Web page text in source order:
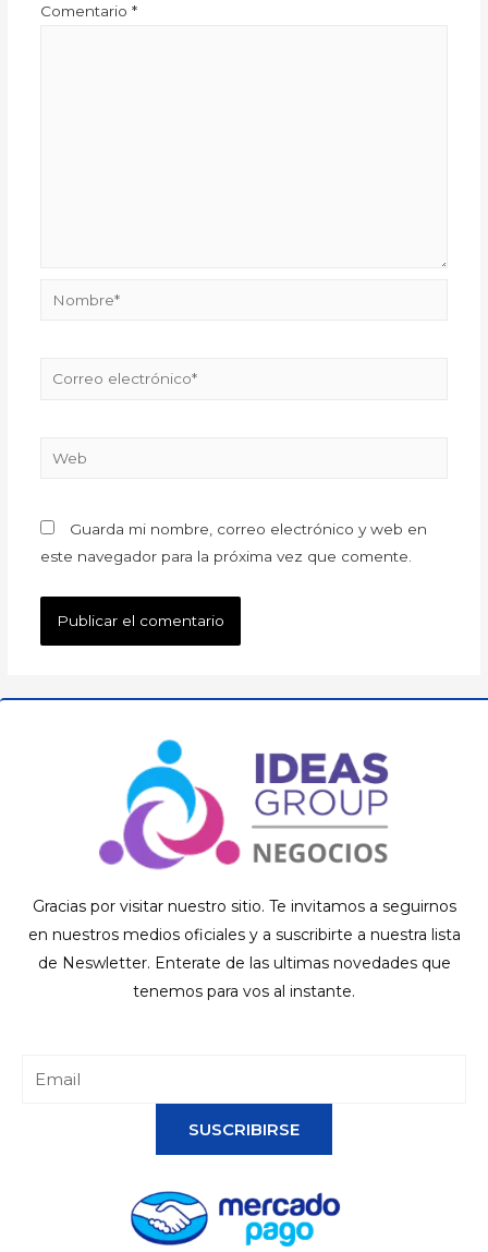
Comentario *
Guarda mi nombre, correo electrónico y web en
este navegador para la próxima vez que comente.
Gracias por visitar nuestro sitio. Te invitamos a seguirnos
en nuestros medios oficiales y a suscribirte a nuestra lista
de Neswletter. Enterate de las ultimas novedades que
tenemos para vos al instante.
SUSCRIBIRSE